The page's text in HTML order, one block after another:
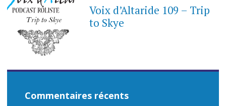
Voix d’Altaride 109 – Trip
to Skye
Commentaires récents